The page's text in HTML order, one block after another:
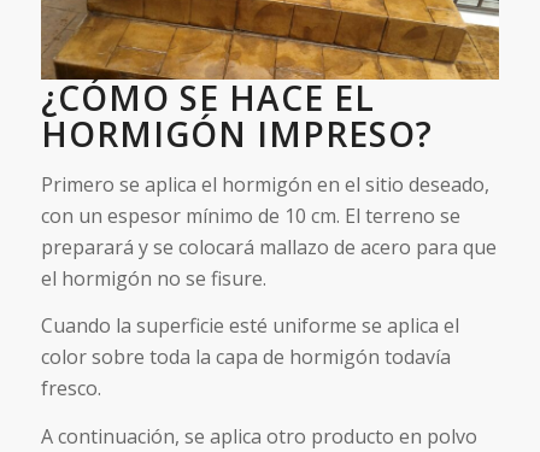
¿CÓMO SE HACE EL
HORMIGÓN IMPRESO?
Primero se aplica el hormigón en el sitio deseado,
con un espesor mínimo de 10 cm. El terreno se
preparará y se colocará mallazo de acero para que
el hormigón no se fisure.
Cuando la superficie esté uniforme se aplica el
color sobre toda la capa de hormigón todavía
fresco.
A continuación, se aplica otro producto en polvo